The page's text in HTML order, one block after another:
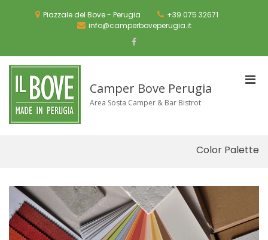
Piazzale del Bove - Perugia
+39 075 32671
info@camperboveperugia.it
Facebook
Camper Bove Perugia
Area Sosta Camper & Bar Bistrot
Color Palette